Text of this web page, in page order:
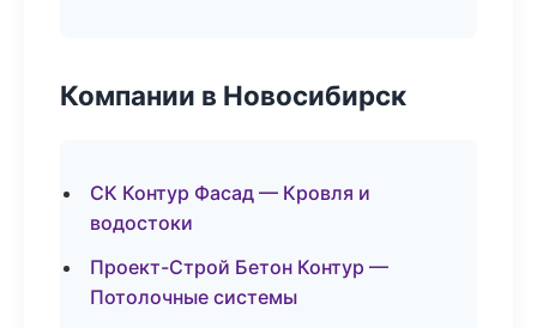
Компании в Новосибирск
СК Контур Фасад — Кровля и
водостоки
Проект-Строй Бетон Контур —
Потолочные системы